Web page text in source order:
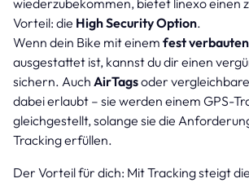
wiederzubekommen, bietet linexo einen
Vorteil: die High Security Option.
Wenn dein Bike mit einem fest
ausgestattet ist, kannst du dir einen
sichern. Auch AirTagsoder
dabei erlaubt – sie werden einem GPS-
gleichgestellt, solange sie die
Tracking erfüllen.
Der Vorteil für dich: Mit Tracking steigt